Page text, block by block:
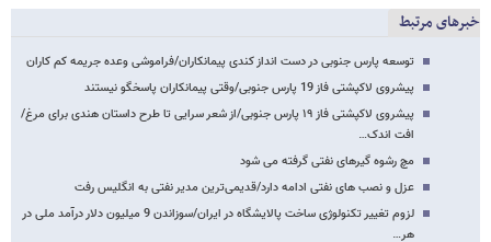
خبرهای مرتبط
توسعه پارس جنوبی در دست انداز کندی پیمانکاران/فراموشی وعده جریمه کم کاران
پیشروی لاکپشتی فاز 19 پارس جنوبی/وقتی پیمانکاران پاسخگو نیستند
پیشروی لاکپشتی فاز ۱۹ پارس جنوبی/از شعر سرایی تا طرح داستان هندی برای مرغ/
افت اندک…
مچ رشوه گیرهای نفتی گرفته می شود
عزل و نصب های نفتی ادامه دارد/قدیمی‌ترین مدیر نفتی به انگلیس رفت
لزوم تغییر تکنولوژی ساخت پالایشگاه در ایران/سوزاندن 9 میلیون دلار درآمد ملی در
هر…